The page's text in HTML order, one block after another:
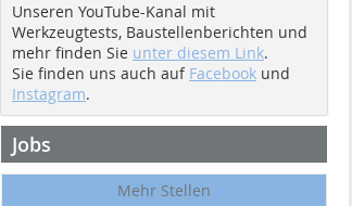
Unseren YouTube-Kanal mit
Werkzeugtests, Baustellenberichten und
mehr finden Sie unter diesem Link.
Sie finden uns auch auf Facebook und
Instagram.
Jobs
Mehr Stellen